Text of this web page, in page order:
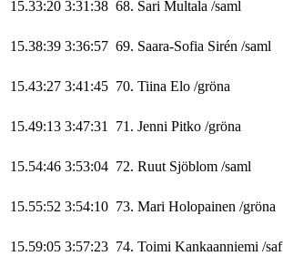
15.33:20 3:31:38 68. Sari Multala /saml
15.38:39 3:36:57 69. Saara-Sofia Sirén /saml
15.43:27 3:41:45 70. Tiina Elo /gröna
15.49:13 3:47:31 71. Jenni Pitko /gröna
15.54:46 3:53:04 72. Ruut Sjöblom /saml
15.55:52 3:54:10 73. Mari Holopainen /gröna
15.59:05 3:57:23 74. Toimi Kankaanniemi /saf